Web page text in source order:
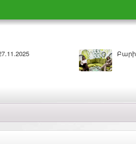
ԼՈՒՐԵՐ 25.11.2025